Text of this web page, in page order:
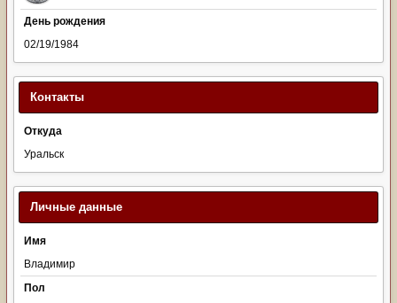
День рождения
02/19/1984
Контакты
Откуда
Уральск
Личные данные
Имя
Владимир
Пол